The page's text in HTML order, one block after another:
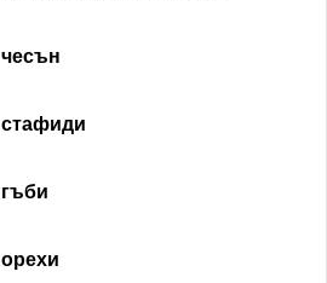
чесън
стафиди
гъби
орехи